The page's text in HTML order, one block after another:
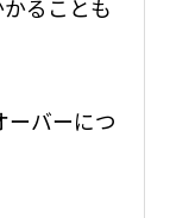
ることも
ーバーにつ